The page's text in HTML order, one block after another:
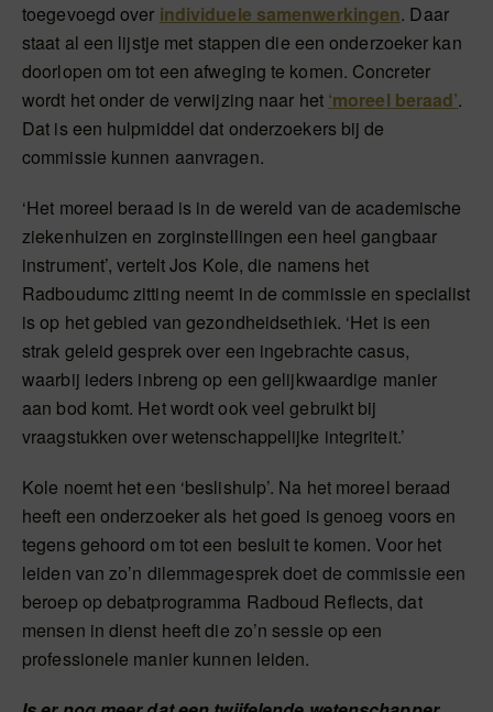
toegevoegd over individuele samenwerkingen. Daar
staat al een lijstje met stappen die een onderzoeker kan
doorlopen om tot een afweging te komen. Concreter
wordt het onder de verwijzing naar het ‘moreel beraad’.
Dat is een hulpmiddel dat onderzoekers bij de
commissie kunnen aanvragen.
‘Het moreel beraad is in de wereld van de academische
ziekenhuizen en zorginstellingen een heel gangbaar
instrument’, vertelt Jos Kole, die namens het
Radboudumc zitting neemt in de commissie en specialist
is op het gebied van gezondheidsethiek. ‘Het is een
strak geleid gesprek over een ingebrachte casus,
waarbij ieders inbreng op een gelijkwaardige manier
aan bod komt. Het wordt ook veel gebruikt bij
vraagstukken over wetenschappelijke integriteit.’
Kole noemt het een ‘beslishulp’. Na het moreel beraad
heeft een onderzoeker als het goed is genoeg voors en
tegens gehoord om tot een besluit te komen. Voor het
leiden van zo’n dilemmagesprek doet de commissie een
beroep op debatprogramma Radboud Reflects, dat
mensen in dienst heeft die zo’n sessie op een
professionele manier kunnen leiden.